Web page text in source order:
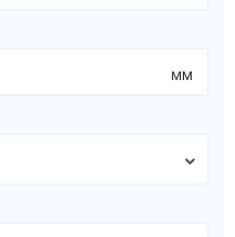
мм